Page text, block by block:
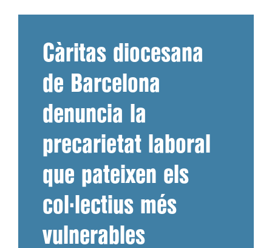
Càritas diocesana
de Barcelona
denuncia la
precarietat laboral
que pateixen els
col·lectius més
vulnerables